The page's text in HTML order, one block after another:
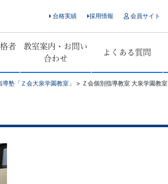
合格実績 採用情報 会員サイト
者
教室案内・お問い
合わせ
よくある質問
塾「Ｚ会大泉学園教室」 > Ｚ会個別指導教室 大泉学園教室